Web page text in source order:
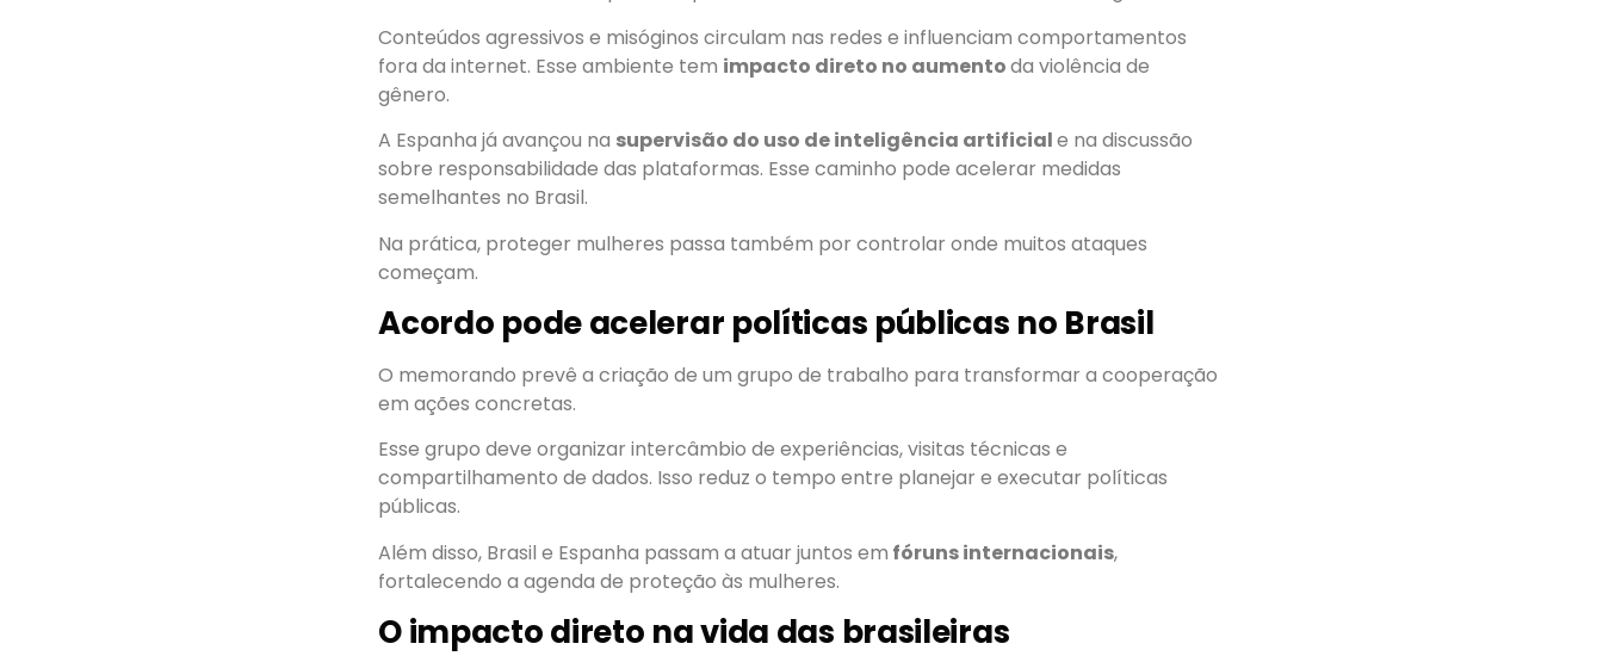
Conteúdos agressivos e misóginos circulam nas redes e influenciam comportamentos
fora da internet. Esse ambiente tem impacto direto no aumentoda violência de
gênero.
A Espanha já avançou na supervisão do uso de inteligência artificiale na discussão
sobre responsabilidade das plataformas. Esse caminho pode acelerar medidas
semelhantes no Brasil.
Na prática, proteger mulheres passa também por controlar onde muitos ataques
começam.
Acordo pode acelerar políticas públicas no Brasil
O memorando prevê a criação de um grupo de trabalho para transformar a cooperação
em ações concretas.
Esse grupo deve organizar intercâmbio de experiências, visitas técnicas e
compartilhamento de dados. Isso reduz o tempo entre planejar e executar políticas
públicas.
Além disso, Brasil e Espanha passam a atuar juntos em fóruns internacionais,
fortalecendo a agenda de proteção às mulheres.
O impacto direto na vida das brasileiras